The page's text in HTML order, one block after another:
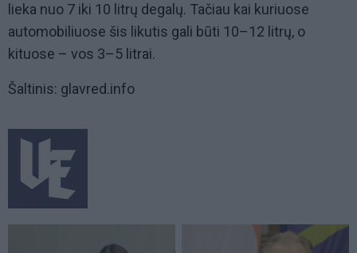
lieka nuo 7 iki 10 litrų degalų. Tačiau kai kuriuose
automobiliuose šis likutis gali būti 10–12 litrų, o
kituose – vos 3–5 litrai.
Šaltinis: glavred.info